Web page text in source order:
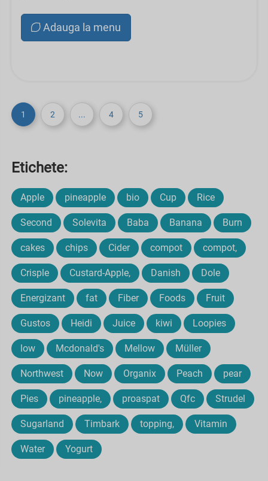
Adauga la menu
1 2 ... 4 5
Etichete:
Apple pineapple bio Cup Rice
Second Solevita Baba Banana Burn
cakes chips Cider compot compot,
Crisple Custard-Apple, Danish Dole
Energizant fat Fiber Foods Fruit
Gustos Heidi Juice kiwi Loopies
low Mcdonald's Mellow Müller
Northwest Now Organix Peach pear
Pies pineapple, proaspat Qfc Strudel
Sugarland Timbark topping, Vitamin
Water Yogurt